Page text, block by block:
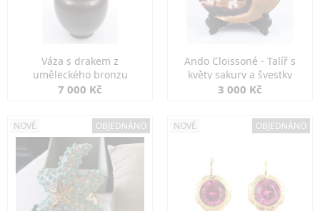
Váza s drakem z
uměleckého bronzu
7 000 Kč
Ando Cloissoné - Talíř s
květy sakury a švestky
3 000 Kč
NOVÉ OBJEDNÁNO NOVÉ OBJEDNÁNO